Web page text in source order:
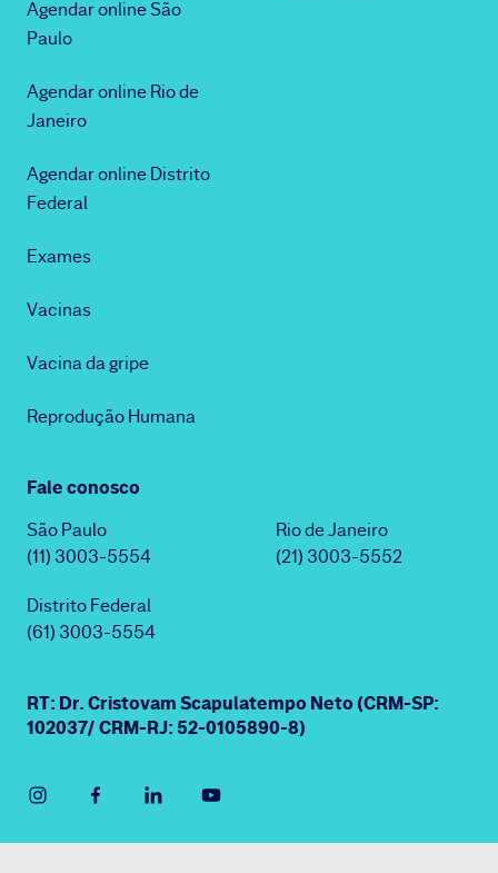
Agendar online São
Paulo
Agendar online Rio de
Janeiro
Agendar online Distrito
Federal
Exames
Vacinas
Vacina da gripe
Reprodução Humana
Fale conosco
São Paulo
(11) 3003-5554
Rio de Janeiro
(21) 3003-5552
Distrito Federal
(61) 3003-5554
RT: Dr. Cristovam Scapulatempo Neto (CRM-SP:
102037/ CRM-RJ: 52-0105890-8)